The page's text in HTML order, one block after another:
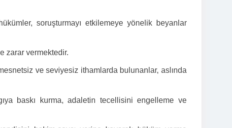
soruşturmayı etkilemeye yönelik beyanlar
zarar vermektedir.
ve seviyesiz ithamlarda bulunanlar, aslında
baskı kurma, adaletin tecellisini engelleme ve